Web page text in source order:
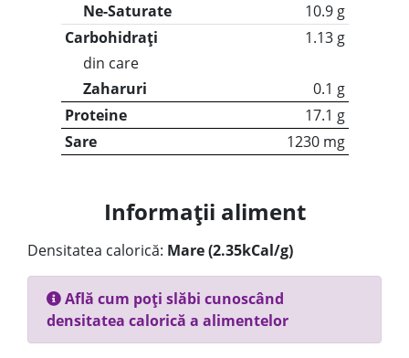
Ne-Saturate
10.9 g
Carbohidrați
1.13 g
din care
Zaharuri
0.1 g
Proteine
17.1 g
Sare
1230 mg
Informații aliment
Densitatea calorică: Mare (2.35kCal/g)
Află cum poți slăbi cunoscând
densitatea calorică a alimentelor